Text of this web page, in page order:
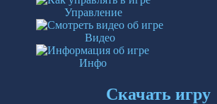
Управление
Видео
Инфо
Скачать игру